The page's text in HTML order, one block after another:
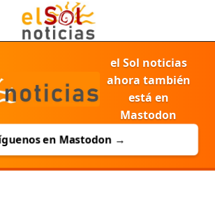
el Sol noticias
ahora también
está en
Mastodon
en Mastodon →